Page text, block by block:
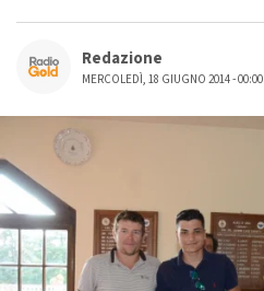
Redazione
MERCOLEDÌ, 18 GIUGNO 2014 - 00:00